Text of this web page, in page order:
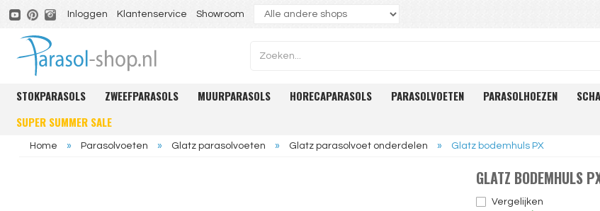
Inloggen Klantenservice Showroom
STOKPARASOLS ZWEEFPARASOLS MUURPARASOLS HORECAPARASOLS PARASOLVOETEN PARASOLHOEZEN
SUPER SUMMER SALE
Home » Parasolvoeten » Glatz parasolvoeten » Glatz parasolvoet onderdelen » Glatz bodemhuls PX
GLATZ BODEMHULS
Vergelijken